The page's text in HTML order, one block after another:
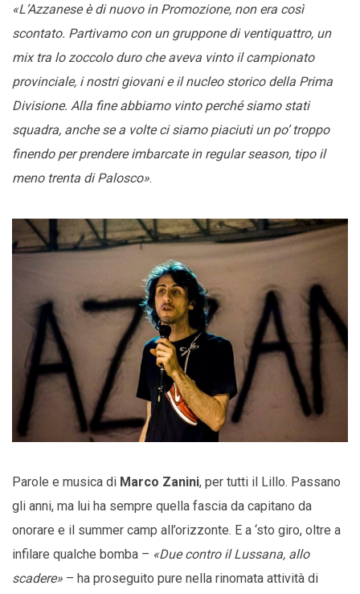
«L’Azzanese è di nuovo in Promozione, non era così
scontato. Partivamo con un gruppone di ventiquattro, un
mix tra lo zoccolo duro che aveva vinto il campionato
provinciale, i nostri giovani e il nucleo storico della Prima
Divisione. Alla fine abbiamo vinto perché siamo stati
squadra, anche se a volte ci siamo piaciuti un po’ troppo
finendo per prendere imbarcate in regular season, tipo il
meno trenta di Palosco».
Parole e musica di Marco Zanini, per tutti il Lillo. Passano
gli anni, ma lui ha sempre quella fascia da capitano da
onorare e il summer camp all’orizzonte. E a ‘sto giro, oltre a
infilare qualche bomba – «Due contro il Lussana, allo
scadere» – ha proseguito pure nella rinomata attività di